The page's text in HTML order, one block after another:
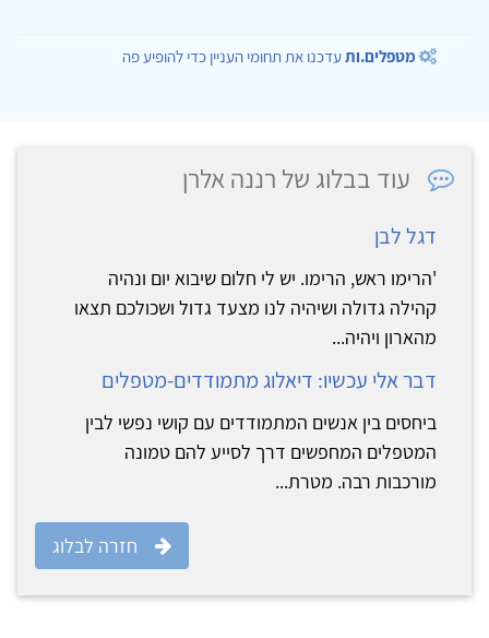
מטפלים.ותעדכנו את תחומי העניין כדי להופיע פה
עוד בבלוג של רננה אלרן
דגל לבן
'הרימו ראש, הרימו. יש לי חלום שיבוא יום ונהיה
קהילה גדולה ושיהיה לנו מצעד גדול ושכולכם תצאו
מהארון ויהיה...
דבר אלי עכשיו: דיאלוג מתמודדים-מטפלים
ביחסים בין אנשים המתמודדים עם קושי נפשי לבין
המטפלים המחפשים דרך לסייע להם טמונה
מורכבות רבה. מטרת...
חזרה לבלוג